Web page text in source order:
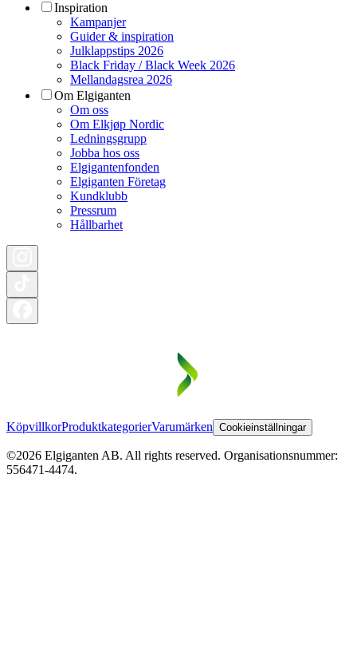
Inspiration
Kampanjer
Guider & inspiration
Julklappstips 2026
Black Friday / Black Week 2026
Mellandagsrea 2026
Om Elgiganten
Om oss
Om Elkjøp Nordic
Ledningsgrupp
Jobba hos oss
Elgigantenfonden
Elgiganten Företag
Kundklubb
Pressrum
Hållbarhet
KöpvillkorProduktkategorierVarumärken Cookieinställningar
©2026 Elgiganten AB. All rights reserved. Organisationsnummer:
556471-4474.